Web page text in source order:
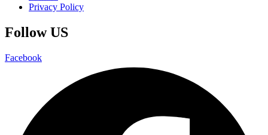
Privacy Policy
Follow US
Facebook